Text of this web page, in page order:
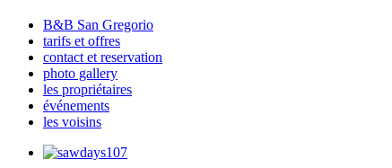
B&B San Gregorio
tarifs et offres
contact et reservation
photo gallery
les propriétaires
événements
les voisins